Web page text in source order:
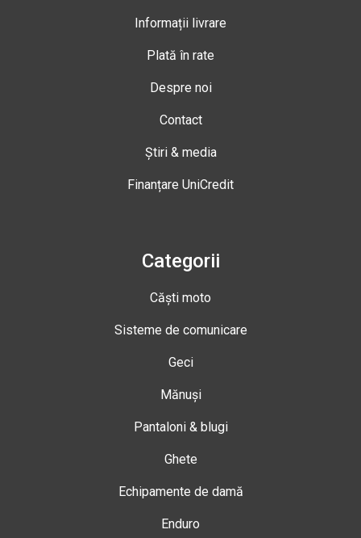
Informații livrare
Plată în rate
Despre noi
Contact
Știri & media
Finanțare UniCredit
Categorii
Căști moto
Sisteme de comunicare
Geci
Mănuși
Pantaloni & blugi
Ghete
Echipamente de damă
Enduro